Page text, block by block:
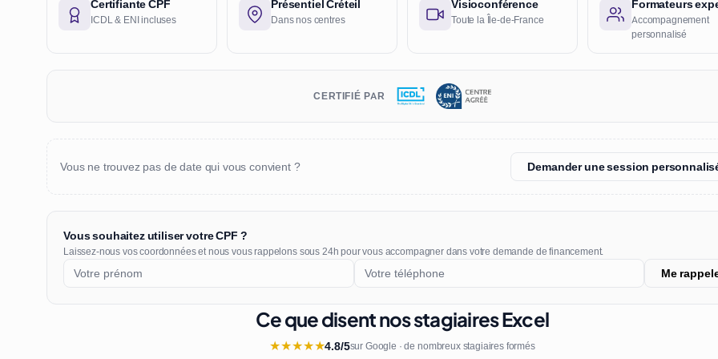
Certifiante CPF
ICDL & ENI incluses
Présentiel Créteil
Dans nos centres
Visioconférence
Toute la Île-de-France
Formateurs
Accompagnement
personnalisé
CERTIFIÉ PAR
Vous ne trouvez pas de date qui vous convient ? Demander une session
Vous souhaitez utiliser votre CPF ?
Laissez-nous vos coordonnées et nous vous rappelons sous 24h pour vous accompagner dans votre demande de financement.
Me
Ce que disent nos stagiaires Excel
★★★★★4.8/5sur Google · de nombreux stagiaires formés